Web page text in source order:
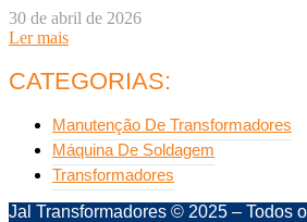
30 de abril de 2026
Ler mais
CATEGORIAS:
Manutenção De Transformadores
Máquina De Soldagem
Transformadores
Jal Transformadores © 2025 – Todos